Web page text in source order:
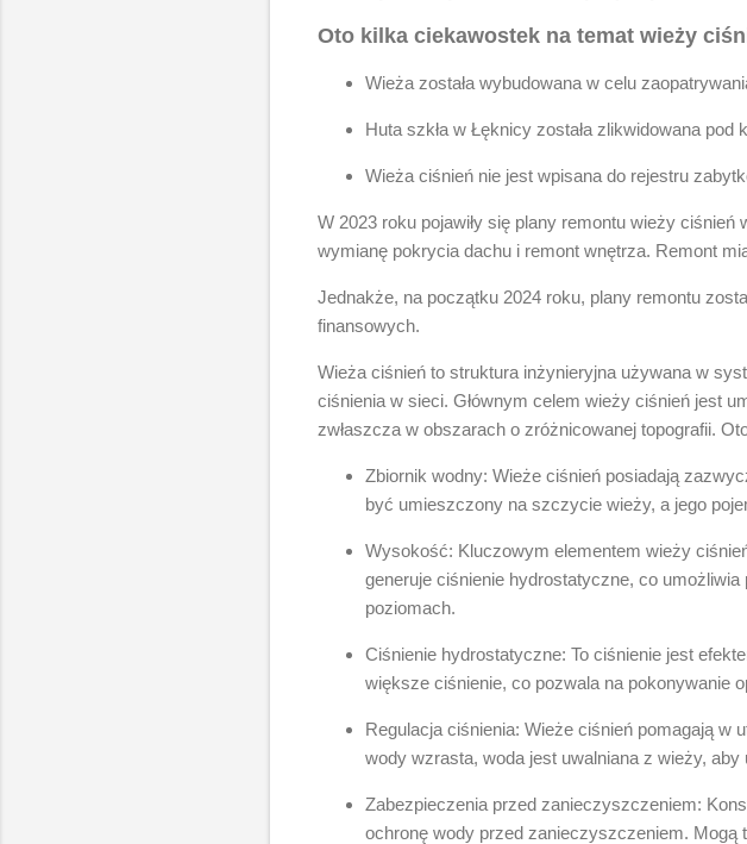
Oto kilka ciekawostek na temat wieży
Wieża została wybudowana w celu
Huta szkła w Łęknicy została zlikwidowana
Wieża ciśnień nie jest wpisana do rejestru
W 2023 roku pojawiły się plany remontu wieży
wymianę pokrycia dachu i remont wnętrza. Remont
Jednakże, na początku 2024 roku, plany remontu
finansowych.
Wieża ciśnień to struktura inżynieryjna używana w
ciśnienia w sieci. Głównym celem wieży ciśnień jest
zwłaszcza w obszarach o zróżnicowanej topografii.
Zbiornik wodny: Wieże ciśnień posiadają
być umieszczony na szczycie wieży, a jego
Wysokość: Kluczowym elementem wieży
generuje ciśnienie hydrostatyczne, co
poziomach.
Ciśnienie hydrostatyczne: To ciśnienie jest
większe ciśnienie, co pozwala na pokonywanie
Regulacja ciśnienia: Wieże ciśnień pomagają w
wody wzrasta, woda jest uwalniana z wieży,
Zabezpieczenia przed zanieczyszczeniem:
ochronę wody przed zanieczyszczeniem. Mogą